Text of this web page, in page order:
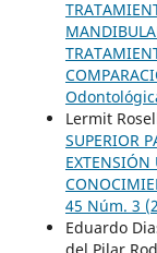
Lermit
SUPERIOR
EXTENSIÓN
45 Núm. 3
Eduardo